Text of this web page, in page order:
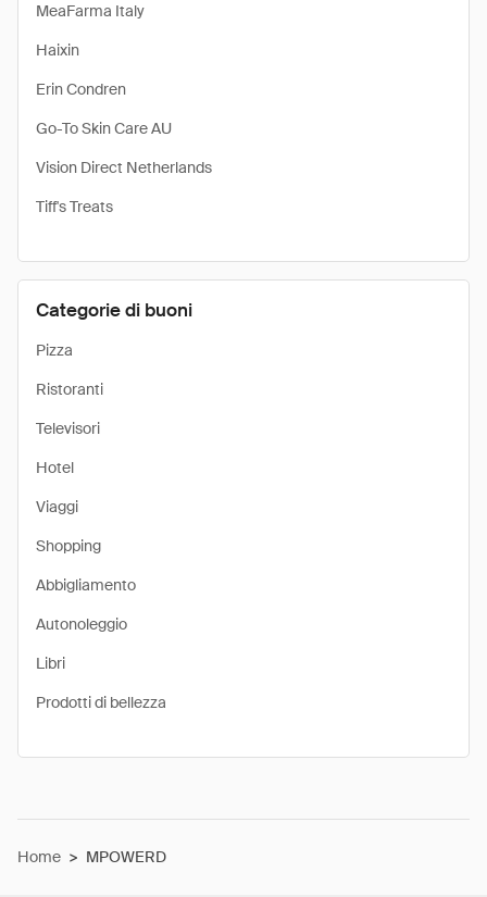
MeaFarma Italy
Haixin
Erin Condren
Go-To Skin Care AU
Vision Direct Netherlands
Tiff's Treats
Categorie di buoni
Pizza
Ristoranti
Televisori
Hotel
Viaggi
Shopping
Abbigliamento
Autonoleggio
Libri
Prodotti di bellezza
Home > MPOWERD